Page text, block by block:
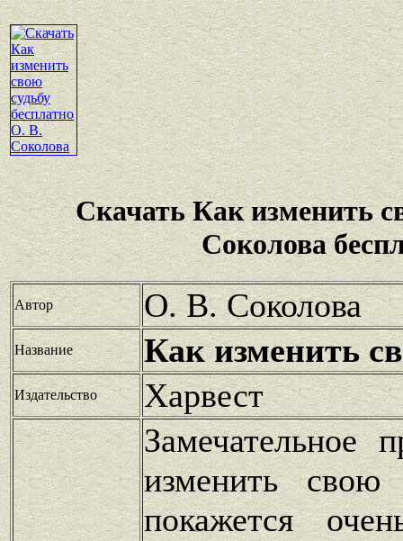
Скачать Как изменить
Соколова
Автор О. В. Соколова
Название Как изменить
Издательство Харвест
Замечательное
изменить свою
покажется